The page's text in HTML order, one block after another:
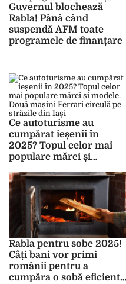
Guvernul blochează
Rabla! Pânâ când
suspendă AFM toate
programele de finanțare
Ce autoturisme au
cumpărat ieșenii în
2025? Topul celor mai
populare mărci și
Ferrari circulă pe
străzile din Iași
Rabla pentru sobe 2025!
Câți bani vor primi
românii pentru a
cumpăra o sobă eficientă